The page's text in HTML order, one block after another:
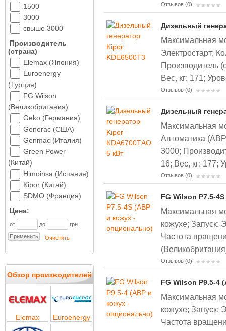
Отзывов (0)
Дизельный
Максимальная
Электростарт;
Производитель
Вес, кг: 171;
Отзывов (0)
Дизельный
Максимальная
Автоматика
3000;
16; Вес, кг: 177;
Отзывов (0)
FG Wilson P7.5-
Максимальная
кожухе; Запуск:
Частота
Отзывов (0)
FG Wilson P9.5-4
Максимальная
кожухе; Запуск:
Частота
1500
3000
свыше 3000
Производитель
(страна)
Elemax (Япония)
Euroenergy
(Турция)
FG Wilson
(Великобритания)
Geko (Германия)
Generac (США)
Genmac (Италия)
Green Power
(Китай)
Himoinsa (Испания)
Kipor (Китай)
SDMO (Франция)
Цена:
от до грн
Очистить
Обзор производителей
Elemax Euroenergy